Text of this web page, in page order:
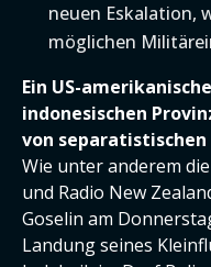
neuen Eskalation,
möglichen
Ein US-
indonesischen
von separatistischen
Wie unter anderem
und Radio New
Goselin am
Landung seines